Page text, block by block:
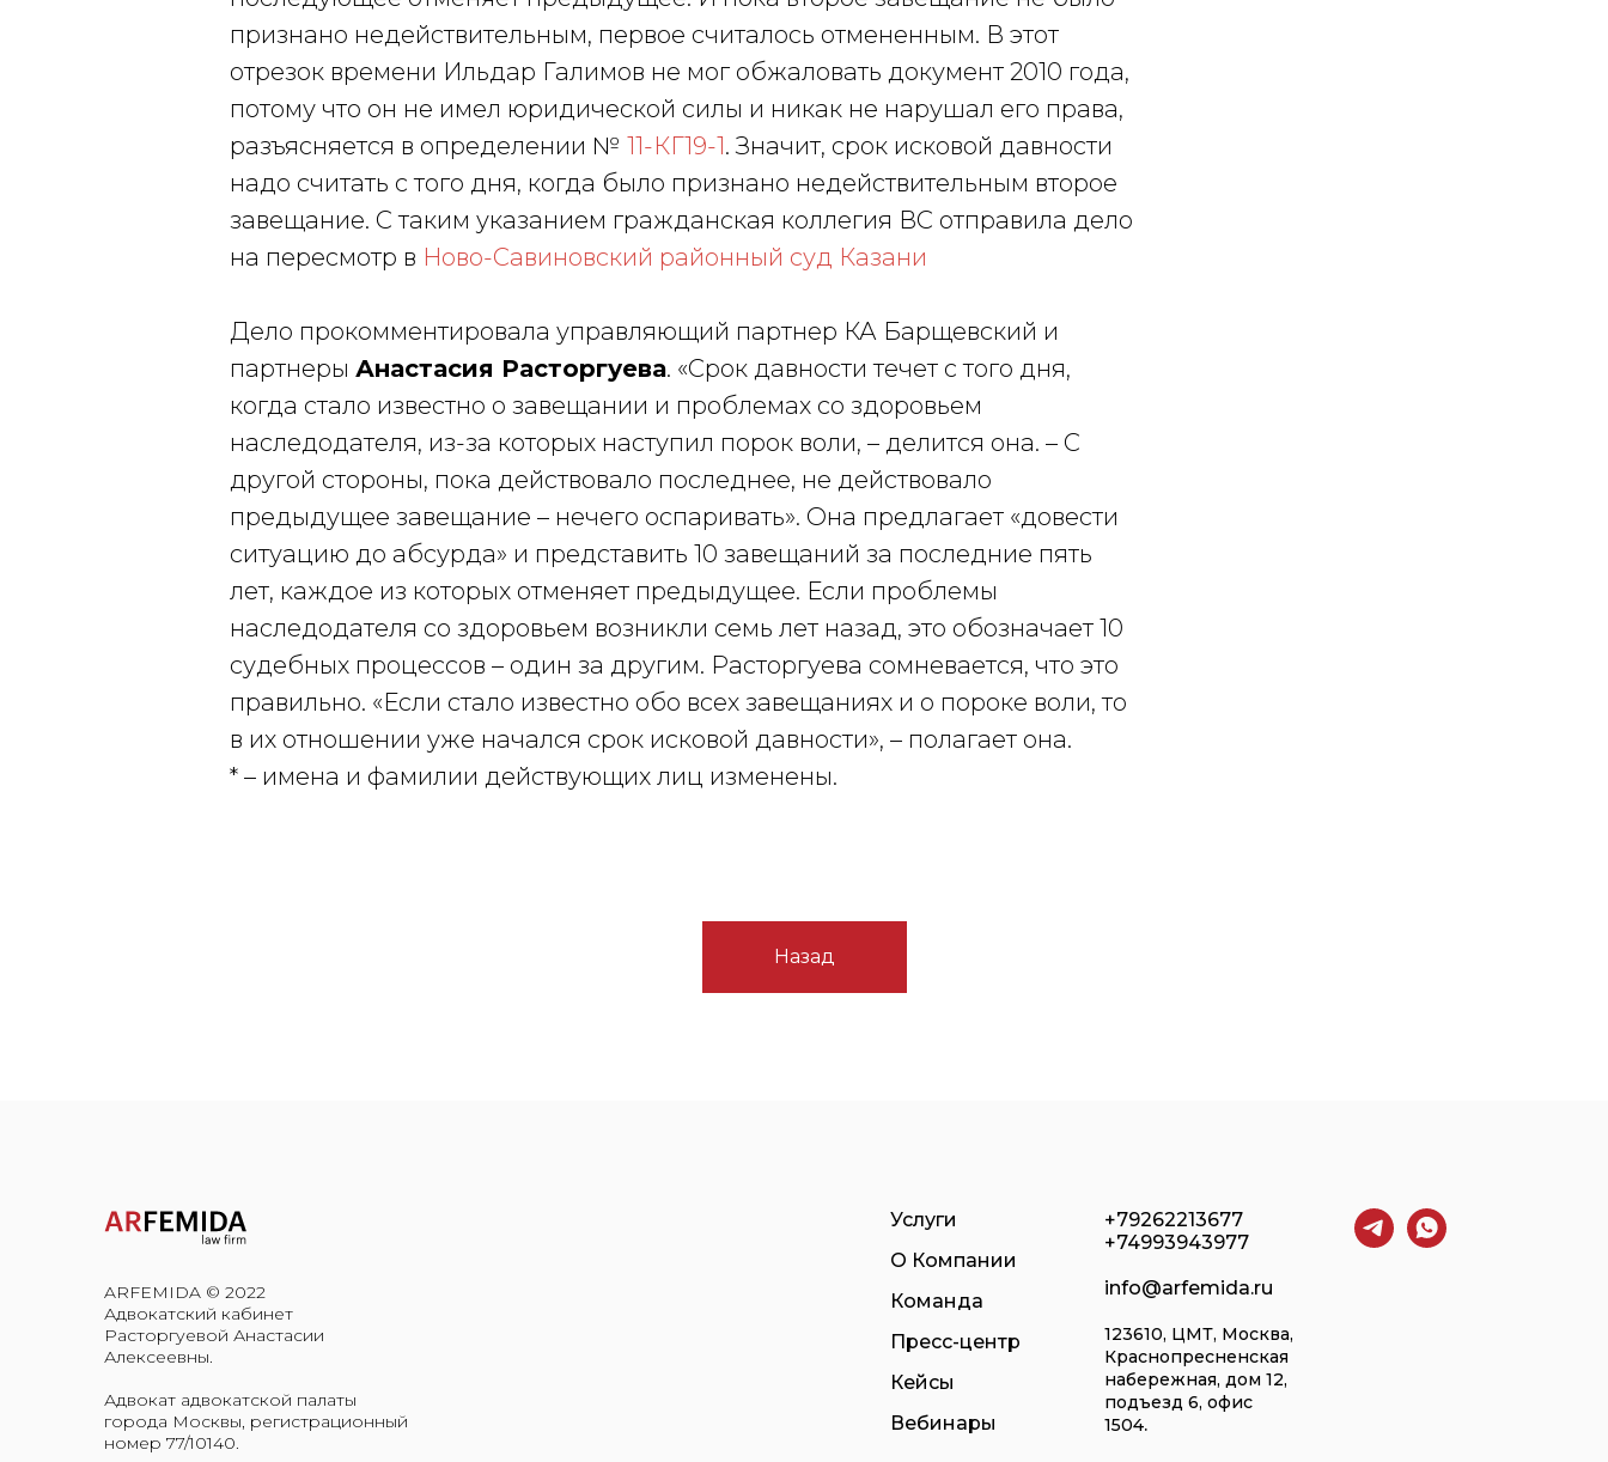
признано недействительным, первое считалось отмененным. В этот
отрезок времени Ильдар Галимов не мог обжаловать документ 2010 года,
потому что он не имел юридической силы и никак не нарушал его права,
разъясняется в определении № 11-КГ19-1. Значит, срок исковой давности
надо считать с того дня, когда было признано недействительным второе
завещание. С таким указанием гражданская коллегия ВС отправила дело
на пересмотр в Ново-Савиновский районный суд Казани
Дело прокомментировала управляющий партнер КА Барщевский и
партнеры Анастасия Расторгуева. «Срок давности течет с того дня,
когда стало известно о завещании и проблемах со здоровьем
наследодателя, из-за которых наступил порок воли, – делится она. – С
другой стороны, пока действовало последнее, не действовало
предыдущее завещание – нечего оспаривать». Она предлагает «довести
ситуацию до абсурда» и представить 10 завещаний за последние пять
лет, каждое из которых отменяет предыдущее. Если проблемы
наследодателя со здоровьем возникли семь лет назад, это обозначает 10
судебных процессов – один за другим. Расторгуева сомневается, что это
правильно. «Если стало известно обо всех завещаниях и о пороке воли, то
в их отношении уже начался срок исковой давности», – полагает она.
* – имена и фамилии действующих лиц изменены.
Назад
ARFEMIDA © 2022
Адвокатский кабинет
Расторгуевой Анастасии
Алексеевны.
Адвокат адвокатской палаты
города Москвы, регистрационный
номер 77/10140.
Услуги
О Компании
Команда
Пресс-центр
Кейсы
Вебинары
+79262213677
+74993943977
info@arfemida.ru
123610, ЦМТ, Москва,
Краснопресненская
набережная, дом 12,
подъезд 6, офис
1504.